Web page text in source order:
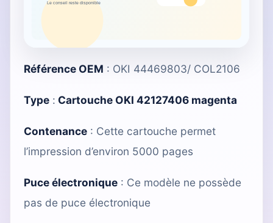
Référence OEM : OKI 44469803/ COL2106
Type : Cartouche OKI 42127406 magenta
Contenance : Cette cartouche permet
l’impression d’environ 5000 pages
Puce électronique : Ce modèle ne possède
pas de puce électronique